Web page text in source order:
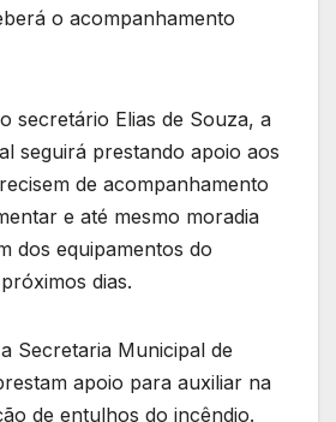
o acompanhamento
secretário Elias de Souza, a
seguirá prestando apoio aos
de acompanhamento
e até mesmo moradia
dos equipamentos do
dias.
Secretaria Municipal de
apoio para auxiliar na
de entulhos do incêndio.